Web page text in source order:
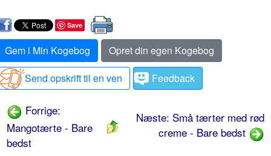
Save
Gem i Min Kogebog
Opret din egen Kogebog
Send opskrift til en ven
Feedback
Forrige:
Mangotærte - Bare
bedst
Næste: Små tærter med rød
creme - Bare bedst